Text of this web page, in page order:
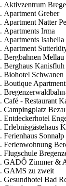
Aktivzentrum
Apartment Greber
Apartment Natter
Apartments Irma
Apartments Isabella
Apartment
Bergbahnen
Berghaus
Biohotel Schwanen
Boutique
Café - Restaurant
Campingplatz
Entdeckerhotel
Erlebnisgästehaus
Ferienhaus Sonnalp
Ferienwohnung
Flugschule
GADÔ Zimmer &
GAMS zu zweit
Gesundhotel Bad